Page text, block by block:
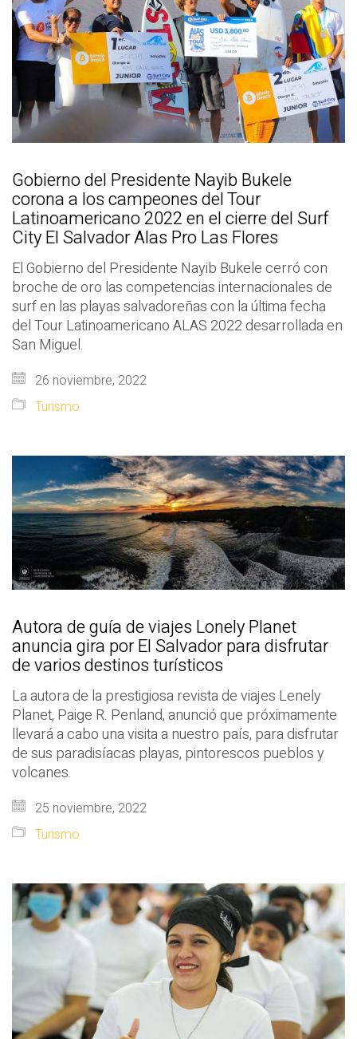
Gobierno del Presidente Nayib Bukele
corona a los campeones del Tour
Latinoamericano 2022 en el cierre del Surf
City El Salvador Alas Pro Las Flores
El Gobierno del Presidente Nayib Bukele cerró con
broche de oro las competencias internacionales de
surf en las playas salvadoreñas con la última fecha
del Tour Latinoamericano ALAS 2022 desarrollada en
San Miguel.
26 noviembre, 2022
Turismo
Autora de guía de viajes Lonely Planet
anuncia gira por El Salvador para disfrutar
de varios destinos turísticos
La autora de la prestigiosa revista de viajes Lenely
Planet, Paige R. Penland, anunció que próximamente
llevará a cabo una visita a nuestro país, para disfrutar
de sus paradisíacas playas, pintorescos pueblos y
volcanes.
25 noviembre, 2022
Turismo